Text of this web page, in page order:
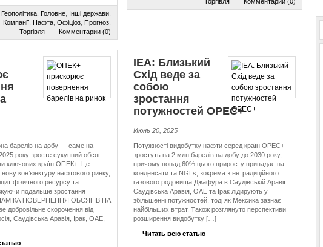
Геополітика, Головне, Інші держави,
Компанії, Нафта, Офіціоз, Прогноз,
Торгівля
Комментарии (0)
барелів на добу — саме на
року зросте сукупний обсяг
ключових країн ОПЕК+. Це
кон’юнктуру нафтового ринку,
фізичного ресурсу та
подальше зростання
ПОВЕРНЕННЯ ОБСЯГІВ НА
добровільне скорочення від
Саудівська Аравія, Ірак, ОАЕ,
IEA: Близький
Схід веде за
собою
зростання
потужностей OPEC+
Июнь 20, 2025
Потужності видобутку нафти серед країн OPEC+
зростуть на 2 млн барелів на добу до 2030 року,
причому понад 60% цього приросту припадає на
конденсати та NGLs, зокрема з нетрадиційного
газового родовища Джафура в Саудівській Аравії.
Саудівська Аравія, ОАЕ та Ірак лідирують у
збільшенні потужностей, тоді як Мексика зазнає
найбільших втрат. Також розглянуто перспективи
розширення видобутку […]
Читать всю статью